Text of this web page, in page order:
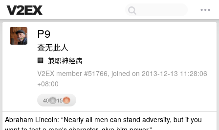
P9
查无此人
🏢 兼职神经病
V2EX member #51766, joined on 2013-12-13 11:28:06
+08:00
40 15
Abraham Lincoln: “Nearly all men can stand adversity, but if you